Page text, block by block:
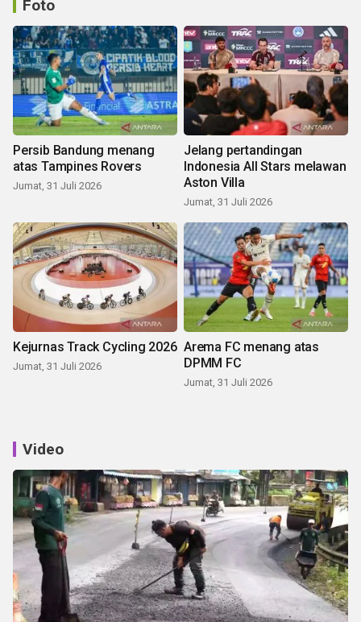
Foto
Persib Bandung menang
atas Tampines Rovers
Jumat, 31 Juli 2026
Jelang pertandingan
Indonesia All Stars melawan
Aston Villa
Jumat, 31 Juli 2026
Kejurnas Track Cycling 2026
Jumat, 31 Juli 2026
Arema FC menang atas
DPMM FC
Jumat, 31 Juli 2026
Video